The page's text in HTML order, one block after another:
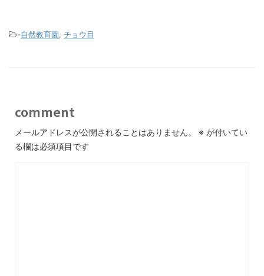
-自然教育園, チョウ目
comment
メールアドレスが公開されることはありません。 ※ が付いてい
る欄は必須項目です